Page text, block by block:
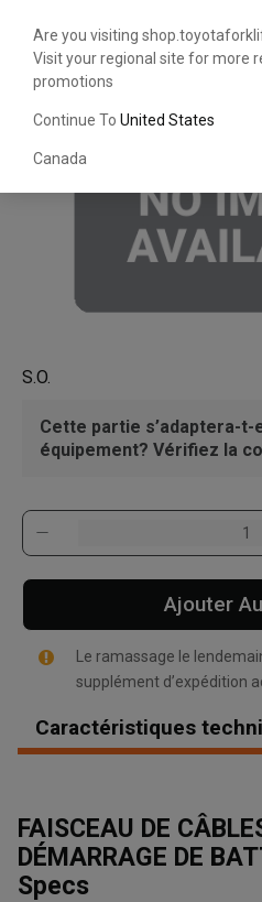
Are you visiting
Visit your regional site for more
promotions
Continue To United States
Canada
Obtenir une direction
Appelez maintenant
S.O.
Cette partie s’adaptera-t-
équipement? Vérifiez la
Ajouter
Le ramassage le
supplément d’expédition
Caractéristiques
FAISCEAU DE
DÉMARRAGE DE
Specs